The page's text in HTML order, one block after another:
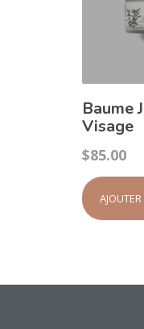
Baume
Visage
$85.00